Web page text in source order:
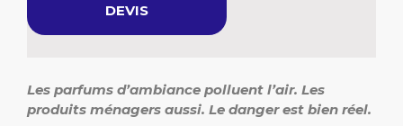
DEVIS
Les parfums d’ambiance polluent l’air. Les
produits ménagers aussi. Le danger est bien réel.